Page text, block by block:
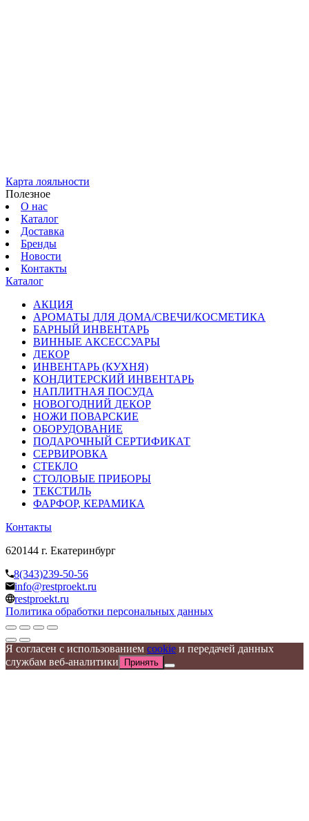
Карта лояльности
Полезное
О нас
Каталог
Доставка
Бренды
Новости
Контакты
Каталог
АКЦИЯ
АРОМАТЫ ДЛЯ ДОМА/СВЕЧИ/КОСМЕТИКА
БАРНЫЙ ИНВЕНТАРЬ
ВИННЫЕ АКСЕССУАРЫ
ДЕКОР
ИНВЕНТАРЬ (КУХНЯ)
КОНДИТЕРСКИЙ ИНВЕНТАРЬ
НАПЛИТНАЯ ПОСУДА
НОВОГОДНИЙ ДЕКОР
НОЖИ ПОВАРСКИЕ
ОБОРУДОВАНИЕ
ПОДАРОЧНЫЙ СЕРТИФИКАТ
СЕРВИРОВКА
СТЕКЛО
СТОЛОВЫЕ ПРИБОРЫ
ТЕКСТИЛЬ
ФАРФОР, КЕРАМИКА
Контакты
620144 г. Екатеринбург
8(343)239-50-56
info@restproekt.ru
restproekt.ru
Политика обработки персональных данных
Я согласен с использованием cookie и передачей данных
службам веб-аналитики
Принять